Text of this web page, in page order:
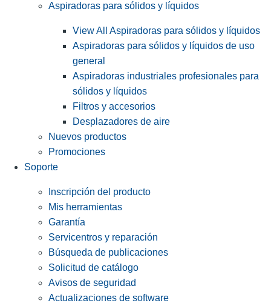
Aspiradoras para sólidos y líquidos
View All Aspiradoras para sólidos y líquidos
Aspiradoras para sólidos y líquidos de uso
general
Aspiradoras industriales profesionales para
sólidos y líquidos
Filtros y accesorios
Desplazadores de aire
Nuevos productos
Promociones
Soporte
Inscripción del producto
Mis herramientas
Garantía
Servicentros y reparación
Búsqueda de publicaciones
Solicitud de catálogo
Avisos de seguridad
Actualizaciones de software